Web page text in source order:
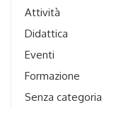
Attività
Didattica
Eventi
Formazione
Senza categoria